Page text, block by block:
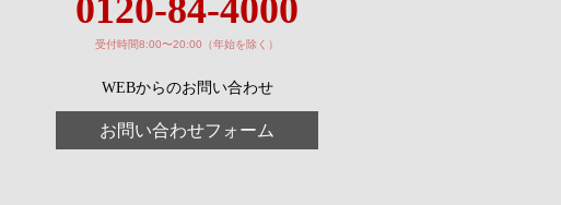
0120-84-4000
受付時間8:00〜20:00（年始を除く）
WEBからのお問い合わせ
お問い合わせフォーム